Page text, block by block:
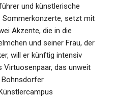
und künstlerische
Sommerkonzerte, setzt mit
Akzente, die in die
und seiner Frau, der
will er künftig intensiv
Virtuosenpaar, das unweit
Bohnsdorfer